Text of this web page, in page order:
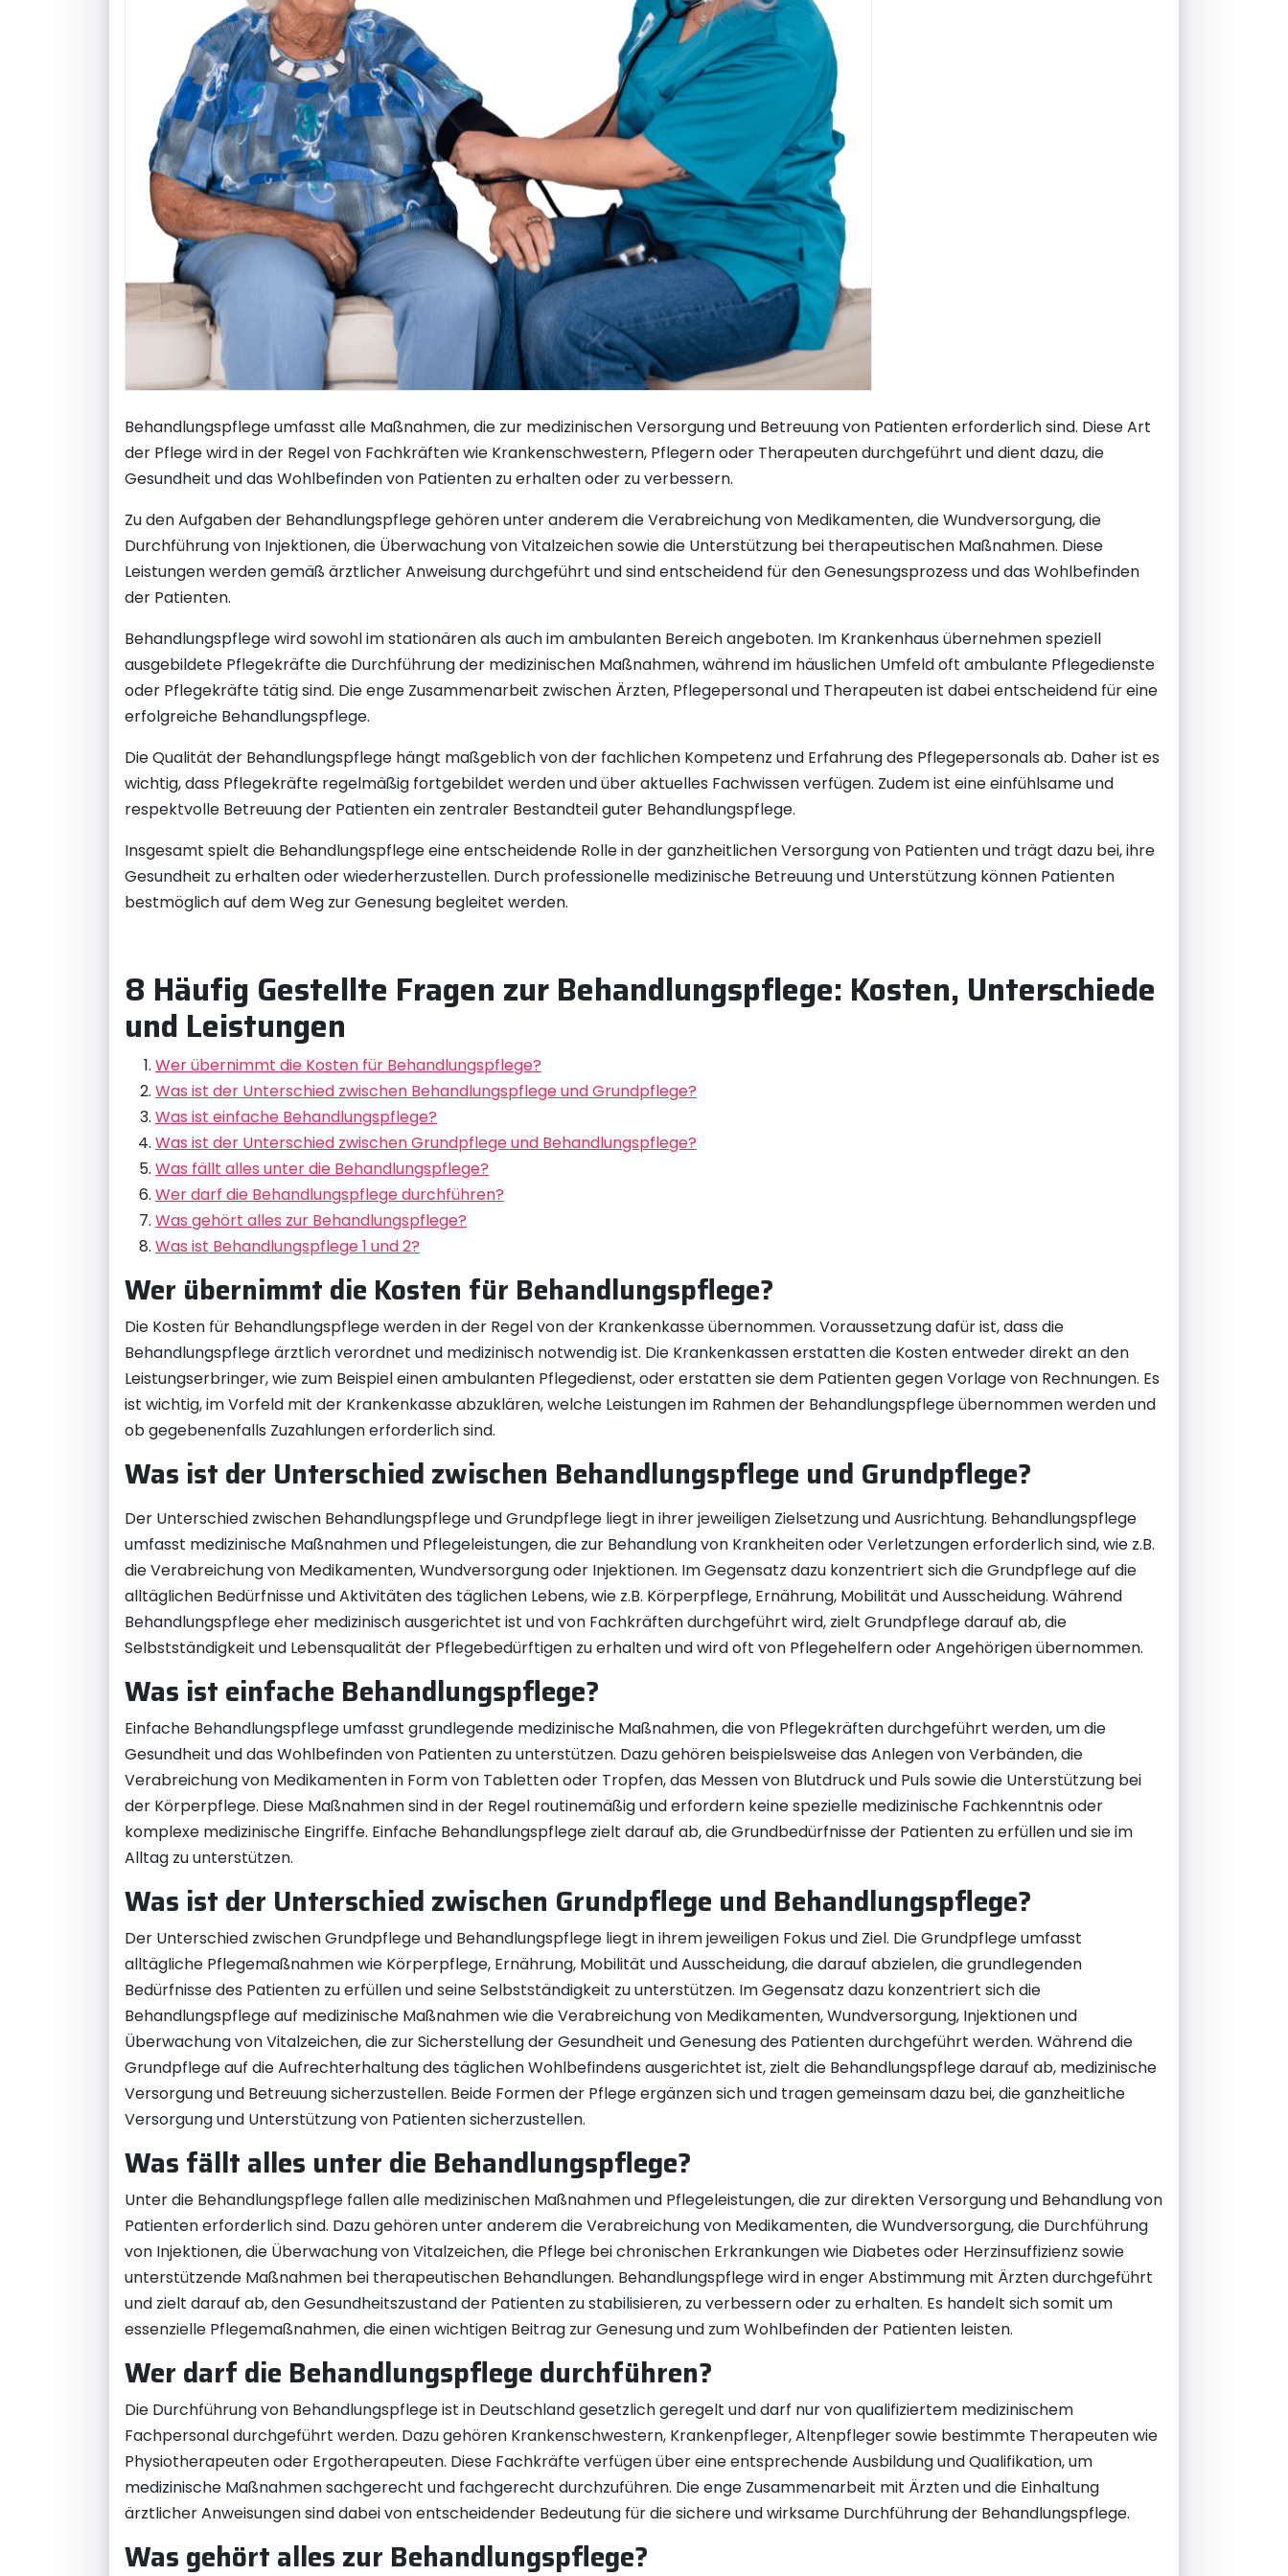
Behandlungspflege umfasst alle Maßnahmen, die zur medizinischen Versorgung und Betreuung von Patienten erforderlich sind. Diese Art
der Pflege wird in der Regel von Fachkräften wie Krankenschwestern, Pflegern oder Therapeuten durchgeführt und dient dazu, die
Gesundheit und das Wohlbefinden von Patienten zu erhalten oder zu verbessern.
Zu den Aufgaben der Behandlungspflege gehören unter anderem die Verabreichung von Medikamenten, die Wundversorgung, die
Durchführung von Injektionen, die Überwachung von Vitalzeichen sowie die Unterstützung bei therapeutischen Maßnahmen. Diese
Leistungen werden gemäß ärztlicher Anweisung durchgeführt und sind entscheidend für den Genesungsprozess und das Wohlbefinden
der Patienten.
Behandlungspflege wird sowohl im stationären als auch im ambulanten Bereich angeboten. Im Krankenhaus übernehmen speziell
ausgebildete Pflegekräfte die Durchführung der medizinischen Maßnahmen, während im häuslichen Umfeld oft ambulante Pflegedienste
oder Pflegekräfte tätig sind. Die enge Zusammenarbeit zwischen Ärzten, Pflegepersonal und Therapeuten ist dabei entscheidend für eine
erfolgreiche Behandlungspflege.
Die Qualität der Behandlungspflege hängt maßgeblich von der fachlichen Kompetenz und Erfahrung des Pflegepersonals ab. Daher ist es
wichtig, dass Pflegekräfte regelmäßig fortgebildet werden und über aktuelles Fachwissen verfügen. Zudem ist eine einfühlsame und
respektvolle Betreuung der Patienten ein zentraler Bestandteil guter Behandlungspflege.
Insgesamt spielt die Behandlungspflege eine entscheidende Rolle in der ganzheitlichen Versorgung von Patienten und trägt dazu bei, ihre
Gesundheit zu erhalten oder wiederherzustellen. Durch professionelle medizinische Betreuung und Unterstützung können Patienten
bestmöglich auf dem Weg zur Genesung begleitet werden.
8 Häufig Gestellte Fragen zur Behandlungspflege: Kosten, Unterschiede
und Leistungen
Wer übernimmt die Kosten für Behandlungspflege?
Was ist der Unterschied zwischen Behandlungspflege und Grundpflege?
Was ist einfache Behandlungspflege?
Was ist der Unterschied zwischen Grundpflege und Behandlungspflege?
Was fällt alles unter die Behandlungspflege?
Wer darf die Behandlungspflege durchführen?
Was gehört alles zur Behandlungspflege?
Was ist Behandlungspflege 1 und 2?
Wer übernimmt die Kosten für Behandlungspflege?
Die Kosten für Behandlungspflege werden in der Regel von der Krankenkasse übernommen. Voraussetzung dafür ist, dass die
Behandlungspflege ärztlich verordnet und medizinisch notwendig ist. Die Krankenkassen erstatten die Kosten entweder direkt an den
Leistungserbringer, wie zum Beispiel einen ambulanten Pflegedienst, oder erstatten sie dem Patienten gegen Vorlage von Rechnungen. Es
ist wichtig, im Vorfeld mit der Krankenkasse abzuklären, welche Leistungen im Rahmen der Behandlungspflege übernommen werden und
ob gegebenenfalls Zuzahlungen erforderlich sind.
Was ist der Unterschied zwischen Behandlungspflege und Grundpflege?
Der Unterschied zwischen Behandlungspflege und Grundpflege liegt in ihrer jeweiligen Zielsetzung und Ausrichtung. Behandlungspflege
umfasst medizinische Maßnahmen und Pflegeleistungen, die zur Behandlung von Krankheiten oder Verletzungen erforderlich sind, wie z.B.
die Verabreichung von Medikamenten, Wundversorgung oder Injektionen. Im Gegensatz dazu konzentriert sich die Grundpflege auf die
alltäglichen Bedürfnisse und Aktivitäten des täglichen Lebens, wie z.B. Körperpflege, Ernährung, Mobilität und Ausscheidung. Während
Behandlungspflege eher medizinisch ausgerichtet ist und von Fachkräften durchgeführt wird, zielt Grundpflege darauf ab, die
Selbstständigkeit und Lebensqualität der Pflegebedürftigen zu erhalten und wird oft von Pflegehelfern oder Angehörigen übernommen.
Was ist einfache Behandlungspflege?
Einfache Behandlungspflege umfasst grundlegende medizinische Maßnahmen, die von Pflegekräften durchgeführt werden, um die
Gesundheit und das Wohlbefinden von Patienten zu unterstützen. Dazu gehören beispielsweise das Anlegen von Verbänden, die
Verabreichung von Medikamenten in Form von Tabletten oder Tropfen, das Messen von Blutdruck und Puls sowie die Unterstützung bei
der Körperpflege. Diese Maßnahmen sind in der Regel routinemäßig und erfordern keine spezielle medizinische Fachkenntnis oder
komplexe medizinische Eingriffe. Einfache Behandlungspflege zielt darauf ab, die Grundbedürfnisse der Patienten zu erfüllen und sie im
Alltag zu unterstützen.
Was ist der Unterschied zwischen Grundpflege und Behandlungspflege?
Der Unterschied zwischen Grundpflege und Behandlungspflege liegt in ihrem jeweiligen Fokus und Ziel. Die Grundpflege umfasst
alltägliche Pflegemaßnahmen wie Körperpflege, Ernährung, Mobilität und Ausscheidung, die darauf abzielen, die grundlegenden
Bedürfnisse des Patienten zu erfüllen und seine Selbstständigkeit zu unterstützen. Im Gegensatz dazu konzentriert sich die
Behandlungspflege auf medizinische Maßnahmen wie die Verabreichung von Medikamenten, Wundversorgung, Injektionen und
Überwachung von Vitalzeichen, die zur Sicherstellung der Gesundheit und Genesung des Patienten durchgeführt werden. Während die
Grundpflege auf die Aufrechterhaltung des täglichen Wohlbefindens ausgerichtet ist, zielt die Behandlungspflege darauf ab, medizinische
Versorgung und Betreuung sicherzustellen. Beide Formen der Pflege ergänzen sich und tragen gemeinsam dazu bei, die ganzheitliche
Versorgung und Unterstützung von Patienten sicherzustellen.
Was fällt alles unter die Behandlungspflege?
Unter die Behandlungspflege fallen alle medizinischen Maßnahmen und Pflegeleistungen, die zur direkten Versorgung und Behandlung von
Patienten erforderlich sind. Dazu gehören unter anderem die Verabreichung von Medikamenten, die Wundversorgung, die Durchführung
von Injektionen, die Überwachung von Vitalzeichen, die Pflege bei chronischen Erkrankungen wie Diabetes oder Herzinsuffizienz sowie
unterstützende Maßnahmen bei therapeutischen Behandlungen. Behandlungspflege wird in enger Abstimmung mit Ärzten durchgeführt
und zielt darauf ab, den Gesundheitszustand der Patienten zu stabilisieren, zu verbessern oder zu erhalten. Es handelt sich somit um
essenzielle Pflegemaßnahmen, die einen wichtigen Beitrag zur Genesung und zum Wohlbefinden der Patienten leisten.
Wer darf die Behandlungspflege durchführen?
Die Durchführung von Behandlungspflege ist in Deutschland gesetzlich geregelt und darf nur von qualifiziertem medizinischem
Fachpersonal durchgeführt werden. Dazu gehören Krankenschwestern, Krankenpfleger, Altenpfleger sowie bestimmte Therapeuten wie
Physiotherapeuten oder Ergotherapeuten. Diese Fachkräfte verfügen über eine entsprechende Ausbildung und Qualifikation, um
medizinische Maßnahmen sachgerecht und fachgerecht durchzuführen. Die enge Zusammenarbeit mit Ärzten und die Einhaltung
ärztlicher Anweisungen sind dabei von entscheidender Bedeutung für die sichere und wirksame Durchführung der Behandlungspflege.
Was gehört alles zur Behandlungspflege?